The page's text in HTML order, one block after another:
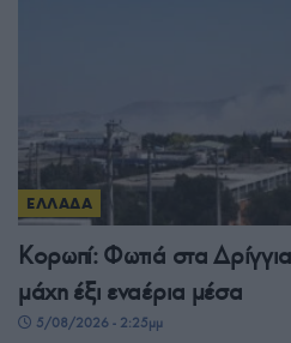
ΕΛΛΑΔΑ
Κορωπί: Φωτιά στα
μάχη έξι εναέρια μέσα
5/08/2026 - 2:25μμ